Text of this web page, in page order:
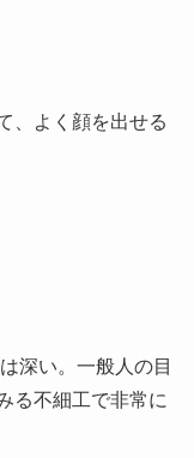
、よく顔を出せる
深い。一般人の目
る不細工で非常に